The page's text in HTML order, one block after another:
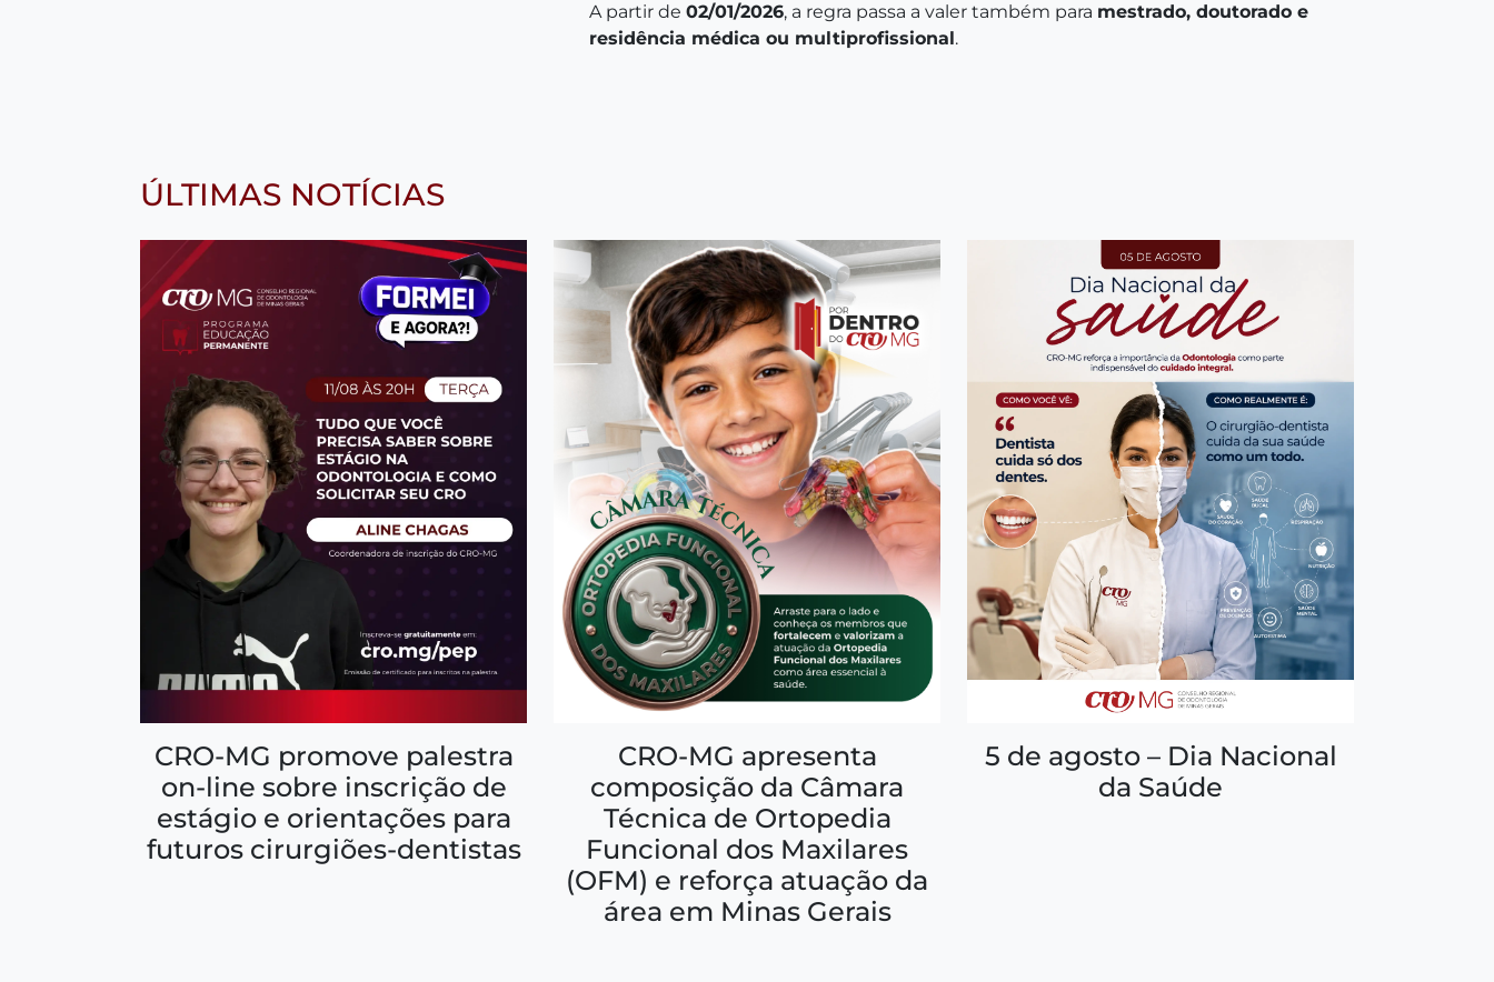
A partir de 02/01/2026, a regra passa a valer também para mestrado, doutorado e
residência médica ou multiprofissional.
ÚLTIMAS NOTÍCIAS
CRO-MG promove palestra
on-line sobre inscrição de
estágio e orientações para
futuros cirurgiões-dentistas
CRO-MG apresenta
composição da Câmara
Técnica de Ortopedia
Funcional dos Maxilares
(OFM) e reforça atuação da
área em Minas Gerais
5 de agosto – Dia Nacional
da Saúde